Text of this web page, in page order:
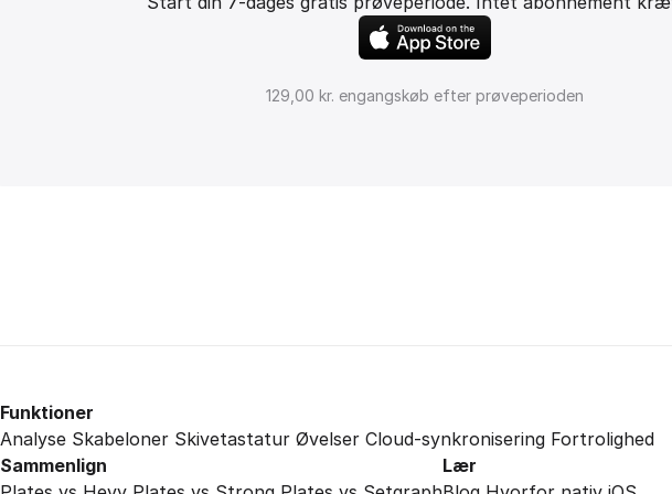
129,00 kr. engangskøb efter prøveperioden
Funktioner
Analyse Skabeloner Skivetastatur Øvelser Cloud-synkronisering Fortrolighed
Sammenlign
Lær